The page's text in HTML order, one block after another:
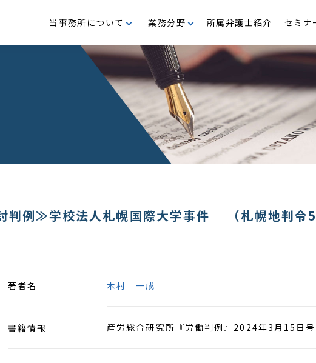
当事務所について
沿革 代表メッセージ
業務分野
M＆A・企業再編 事業再生・倒産
公益・メセナ活動
所属弁護士紹介 セミナ
例≫学校法人札幌国際大学事件 （札幌地判令5
著者名 木村 一成
書籍情報 産労総合研究所『労働判例』2024年3月15日号